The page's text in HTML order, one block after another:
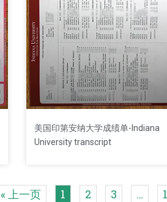
美国印第安纳大学成绩单-Indiana
University transcript
« 上一页 1 2 3 …